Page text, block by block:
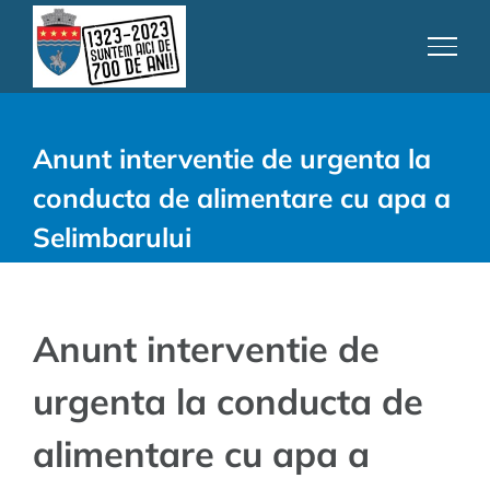
content
Anunt interventie de urgenta la
conducta de alimentare cu apa a
Selimbarului
Anunt interventie de
urgenta la conducta de
alimentare cu apa a